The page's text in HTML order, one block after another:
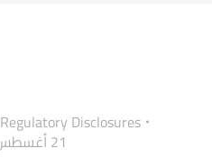
Regulatory Disclosures
21 أغسطس، 2022